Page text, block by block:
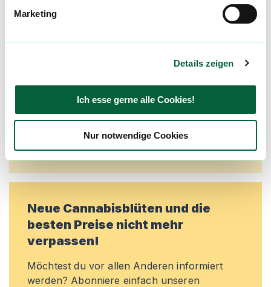
Marketing
Details zeigen
Ich esse gerne alle Cookies!
Nur notwendige Cookies
aktualisiert! Hilf uns mit Deinen Kommentaren
machen. Melde dich an, um dir deine
Lieblingsblüten zu merken, rechtzeitig über
Preisreduktionen informiert zu werden und
exklusive Angebote zu erhalten!
Jetzt registrieren
Neue Cannabisblüten und die
besten Preise nicht mehr
verpassen!
Möchtest du vor allen Anderen informiert
werden? Abonniere einfach unseren